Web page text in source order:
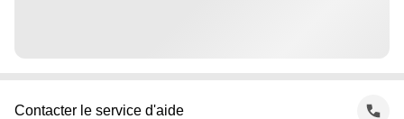
Contacter le service d'aide